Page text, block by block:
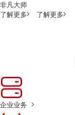
非凡大师
了解更多
了解更多
企业业务